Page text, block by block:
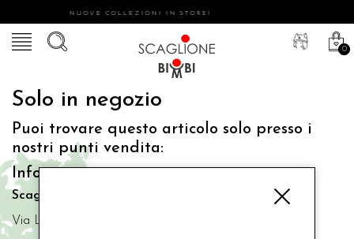
NUOVE COLLEZIONI IN STORE!
0
Solo in negozio
Puoi trovare questo articolo solo presso i
nostri punti vendita:
Info contatti
Scaglione Bimbi di Iacono Maria Angela
Via Luigi Mazzella,73 80077 Ischia